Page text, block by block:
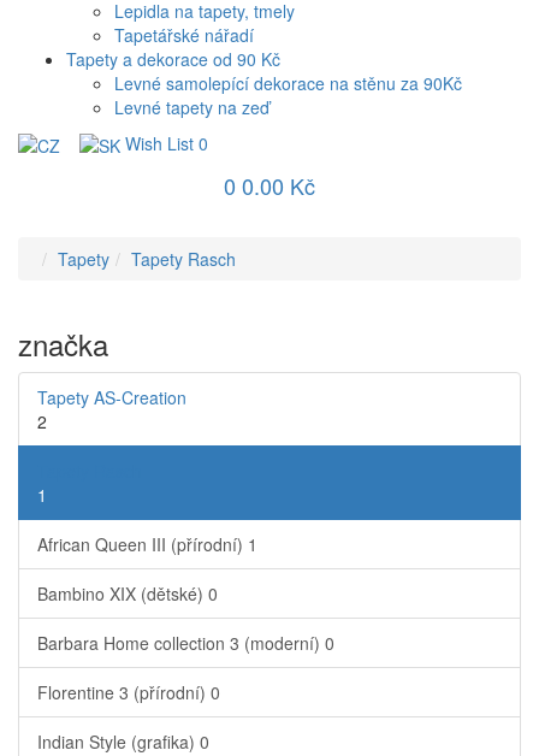
Lepidla na tapety, tmely
Tapetářské nářadí
Tapety a dekorace od 90 Kč
Levné samolepící dekorace na stěnu za 90Kč
Levné tapety na zeď
Wish List 0
0 0.00 Kč
Tapety Tapety Rasch
značka
Tapety AS-Creation
2
1
African Queen III (přírodní) 1
Bambino XIX (dětské) 0
Barbara Home collection 3 (moderní) 0
Florentine 3 (přírodní) 0
Indian Style (grafika) 0